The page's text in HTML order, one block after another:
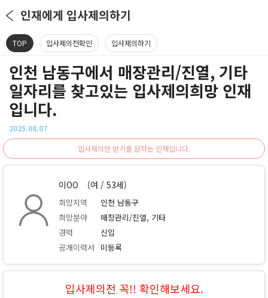
인재에게 입사제의하기
TOP 입사제의전확인 입사제의하기
인천 남동구에서 매장관리/진열, 기타
일자리를 찾고있는 입사제의희망 인재
입니다.
2025.08.07
입사제의만 받기를 원하는 인재입니다.
이OO (여 / 53세)
희망지역
인천 남동구
희망분야
매장관리/진열, 기타
경력
신입
공개이력서
미등록
입사제의전 꼭!! 확인해보세요.